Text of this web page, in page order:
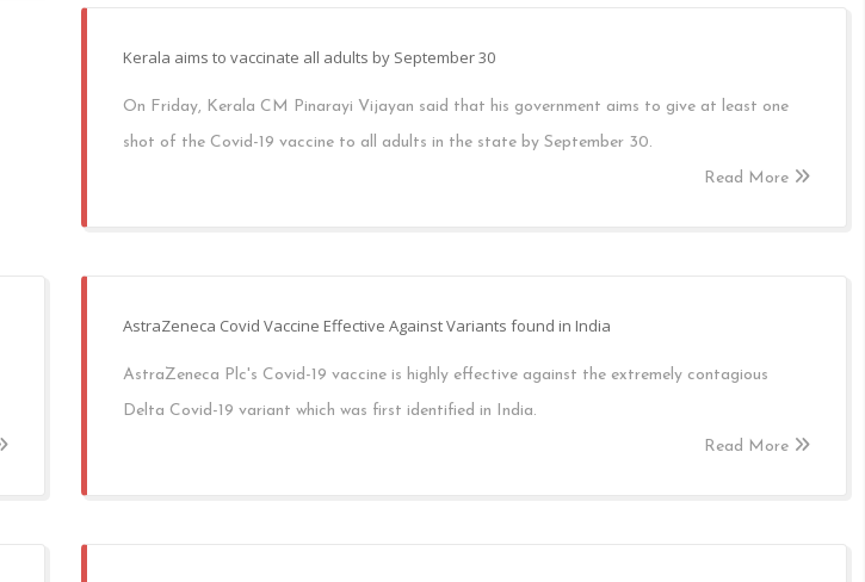
Kerala aims to vaccinate all adults by September 30
On Friday, Kerala CM Pinarayi Vijayan said that his government aims to give at least one
shot of the Covid-19 vaccine to all adults in the state by September 30.
Read More
AstraZeneca Covid Vaccine Effective Against Variants found in India
AstraZeneca Plc's Covid-19 vaccine is highly effective against the extremely contagious
Delta Covid-19 variant which was first identified in India.
Read More